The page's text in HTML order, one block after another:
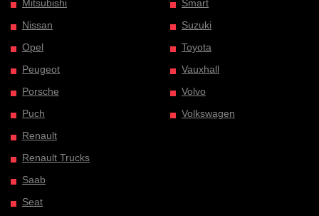
Mitsubishi
Nissan
Opel
Peugeot
Porsche
Puch
Renault
Renault Trucks
Saab
Seat
Smart
Suzuki
Toyota
Vauxhall
Volvo
Volkswagen